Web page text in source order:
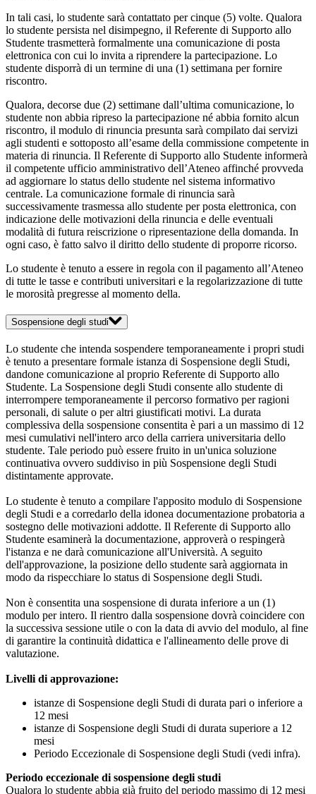
In tali casi, lo studente sarà contattato per cinque (5) volte. Qualora
lo studente persista nel disimpegno, il Referente di Supporto allo
Studente trasmetterà formalmente una comunicazione di posta
elettronica con cui lo invita a riprendere la partecipazione. Lo
studente disporrà di un termine di una (1) settimana per fornire
riscontro.
Qualora, decorse due (2) settimane dall’ultima comunicazione, lo
studente non abbia ripreso la partecipazione né abbia fornito alcun
riscontro, il modulo di rinuncia presunta sarà compilato dai servizi
agli studenti e sottoposto all’esame della commissione competente in
materia di rinuncia. Il Referente di Supporto allo Studente informerà
il competente ufficio amministrativo dell’Ateneo affinché provveda
ad aggiornare lo status dello studente nel sistema informativo
centrale. La comunicazione formale di rinuncia sarà
successivamente trasmessa allo studente per posta elettronica, con
indicazione delle motivazioni della rinuncia e delle eventuali
modalità di futura reiscrizione o ripresentazione della domanda. In
ogni caso, è fatto salvo il diritto dello studente di proporre ricorso.
Lo studente è tenuto a essere in regola con il pagamento all’Ateneo
di tutte le tasse e contributi universitari e la regolarizzazione di tutte
le morosità pregresse al momento della.
Sospensione degli studi
Lo studente che intenda sospendere temporaneamente i propri studi
è tenuto a presentare formale istanza di Sospensione degli Studi,
dandone comunicazione al proprio Referente di Supporto allo
Studente. La Sospensione degli Studi consente allo studente di
interrompere temporaneamente il percorso formativo per ragioni
personali, di salute o per altri giustificati motivi. La durata
complessiva della sospensione consentita è pari a un massimo di 12
mesi cumulativi nell'intero arco della carriera universitaria dello
studente. Tale periodo può essere fruito in un'unica soluzione
continuativa ovvero suddiviso in più Sospensione degli Studi
distintamente approvate.
Lo studente è tenuto a compilare l'apposito modulo di Sospensione
degli Studi e a corredarlo della idonea documentazione probatoria a
sostegno delle motivazioni addotte. Il Referente di Supporto allo
Studente esaminerà la documentazione, approverà o respingerà
l'istanza e ne darà comunicazione all'Università. A seguito
dell'approvazione, la posizione dello studente sarà aggiornata in
modo da rispecchiare lo status di Sospensione degli Studi.
Non è consentita una sospensione di durata inferiore a un (1)
modulo per intero. Il rientro dalla sospensione dovrà coincidere con
la successiva sessione utile o con la data di avvio del modulo, al fine
di garantire la continuità didattica e l'allineamento delle prove di
valutazione.
Livelli di approvazione:
istanze di Sospensione degli Studi di durata pari o inferiore a
12 mesi
istanze di Sospensione degli Studi di durata superiore a 12
mesi
Periodo Eccezionale di Sospensione degli Studi (vedi infra).
Periodo eccezionale di sospensione degli studi
Qualora lo studente abbia già fruito del periodo massimo di 12 mesi